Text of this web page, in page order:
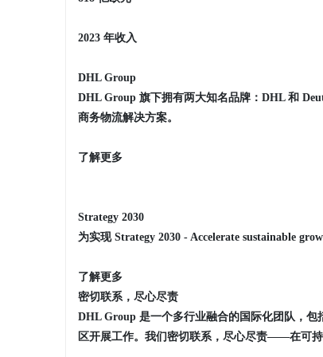
2023 年收入
DHL Group
DHL Group 旗下拥有两大知名品牌：DHL 和
商务物流解决方案。
了解更多
Strategy 2030
为实现 Strategy 2030 - Accelerate sustainable
了解更多
密切联系，尽心尽责
DHL Group 是一个多行业融合的国际化团队，
区开展工作。我们密切联系，尽心尽责——在可